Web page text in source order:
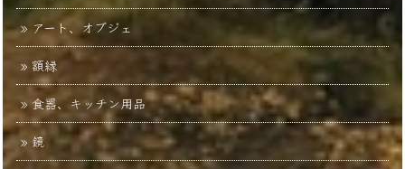
アート、オブジェ
額縁
食器、キッチン用品
鏡